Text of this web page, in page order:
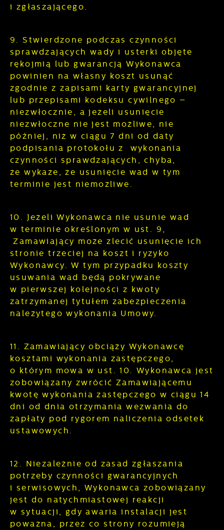
i zgłaszającego.
9. Stwierdzone podczas czynności
sprawdzających wady i usterki objęte
rękojmią lub gwarancją Wykonawca
powinien na własny koszt usunąć
zgodnie z zapisami karty gwarancyjnej
lub przepisami kodeksu cywilnego –
niezwłocznie, a jeżeli usunięcie
niezwłoczne nie jest możliwe, nie
później, niż w ciągu 7 dni od daty
podpisania protokołu z wykonania
czynności sprawdzających, chyba,
że wykaże, że usunięcie wad w tym
terminie jest niemożliwe.
10. Jeżeli Wykonawca nie usunie wad
w terminie określonym w ust. 9,
Zamawiający może zlecić usunięcie ich
stronie trzeciej na koszt i ryzyko
Wykonawcy. W tym przypadku koszty
usuwania wad będą pokrywane
w pierwszej kolejności z kwoty
zatrzymanej tytułem zabezpieczenia
należytego wykonania Umowy.
11. Zamawiający obciąży Wykonawcę
kosztami wykonania zastępczego,
o którym mowa w ust. 10. Wykonawca jest
zobowiązany zwrócić Zamawiającemu
kwotę wykonania zastępczego w ciągu 14
dni od dnia otrzymania wezwania do
zapłaty pod rygorem naliczenia odsetek
ustawowych.
12. Niezależnie od zasad zgłaszania
potrzeby czynności gwarancyjnych
i serwisowych, Wykonawca zobowiązany
jest do natychmiastowej reakcji
w sytuacji, gdy awaria instalacji jest
poważna, przez co strony rozumieją